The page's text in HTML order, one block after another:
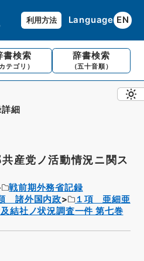
利用方法 Language EN
書検索
カテゴリ）
辞書検索
（五十音順）
詳細
産党ノ活動情況ニ関ス
戦前期外務省記録
諸外国内政
１項 亜細亜
結社ノ状況調査一件 第七巻